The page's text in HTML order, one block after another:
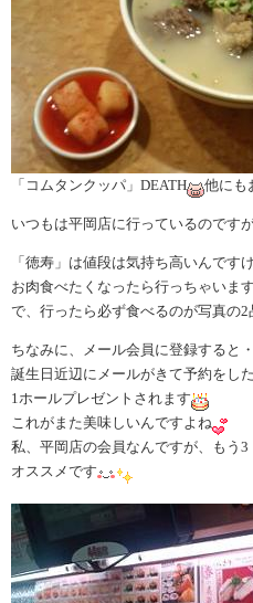
「コムタンクッパ」DEATH 他にも
いつもは平岡店に行っているのです
「徳寿」は値段は気持ち高いんです
お肉食べたくなったら行っちゃいます
で、行ったら必ず食べるのが写真の2
ちなみに、メール会員に登録すると
誕生日近辺にメールがきて予約をし
1ホールプレゼントされます
これがまた美味しいんですよね
私、平岡店の会員なんですが、もう
オススメです